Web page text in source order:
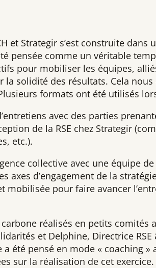
et Strategir s’est construite dans
pensée comme un véritable
pour mobiliser les équipes,
la solidité des résultats. Cela
formats ont été utilisés
avec des parties
de la RSE chez Strategir
etc.).
collective avec une équipe
axes d’engagement de la
mobilisée pour faire avancer
réalisés en petits comités
et Delphine, Directrice
été pensé en mode « coaching »
sur la réalisation de cet exercice.